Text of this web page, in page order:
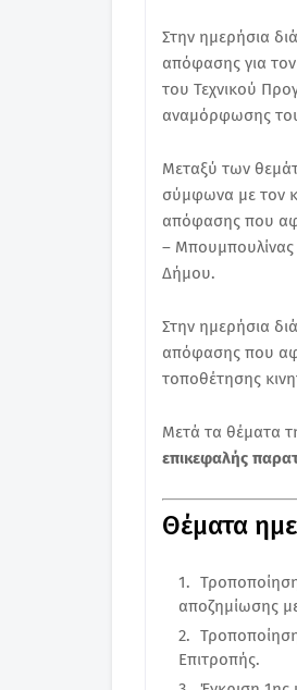
Στην ημερήσια
απόφασης για
του Τεχνικού
αναμόρφωσης
Μεταξύ των
σύμφωνα με τον
απόφασης που
–
Δήμου.
Στην ημερήσια
απόφασης που
τοποθέτησης
Μετά τα θέματα
επικεφαλής
Θέματα
αποζημίωσης
Επιτροπής.